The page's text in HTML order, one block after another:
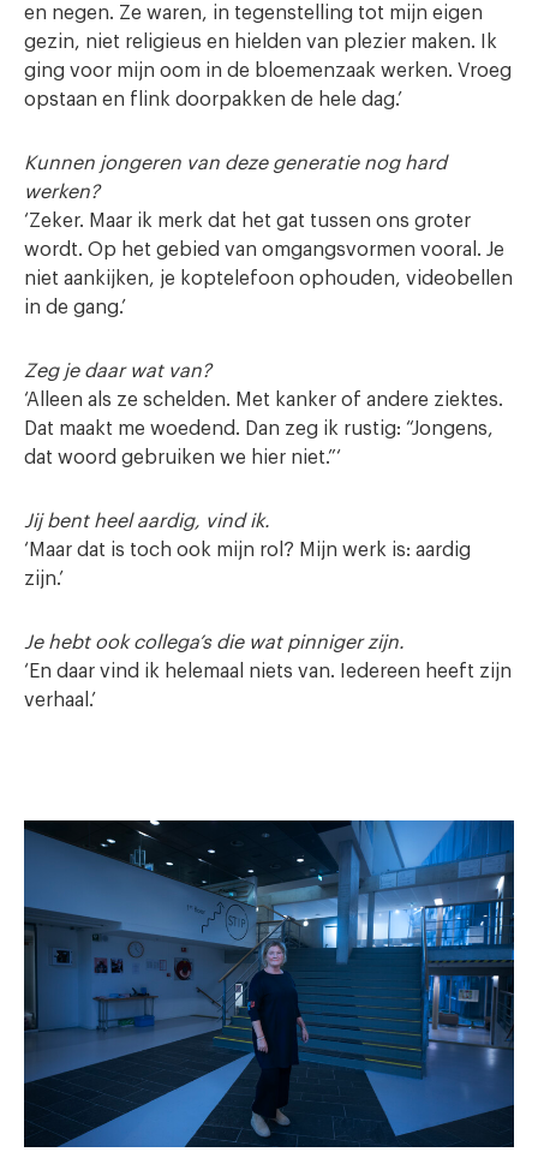
en negen. Ze waren, in tegenstelling tot mijn eigen
gezin, niet religieus en hielden van plezier maken. Ik
ging voor mijn oom in de bloemenzaak werken. Vroeg
opstaan en flink doorpakken de hele dag.’
Kunnen jongeren van deze generatie nog hard
werken?
‘Zeker. Maar ik merk dat het gat tussen ons groter
wordt. Op het gebied van omgangsvormen vooral. Je
niet aankijken, je koptelefoon ophouden, videobellen
in de gang.’
Zeg je daar wat van?
‘Alleen als ze schelden. Met kanker of andere ziektes.
Dat maakt me woedend. Dan zeg ik rustig: “Jongens,
dat woord gebruiken we hier niet.”‘
Jij bent heel aardig, vind ik.
‘Maar dat is toch ook mijn rol? Mijn werk is: aardig
zijn.’
Je hebt ook collega’s die wat pinniger zijn.
‘En daar vind ik helemaal niets van. Iedereen heeft zijn
verhaal.’